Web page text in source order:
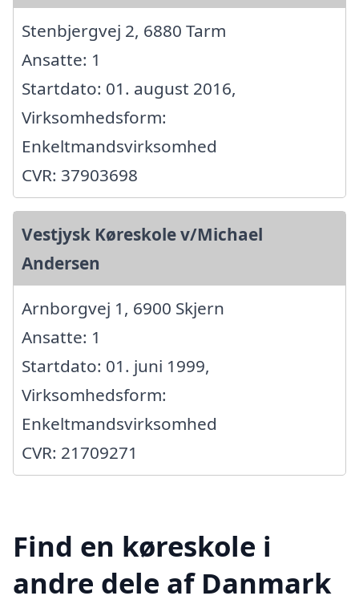
Stenbjergvej 2, 6880 Tarm
Ansatte: 1
Startdato: 01. august 2016,
Virksomhedsform:
Enkeltmandsvirksomhed
CVR: 37903698
Vestjysk Køreskole v/Michael
Andersen
Arnborgvej 1, 6900 Skjern
Ansatte: 1
Startdato: 01. juni 1999,
Virksomhedsform:
Enkeltmandsvirksomhed
CVR: 21709271
Find en køreskole i
andre dele af Danmark